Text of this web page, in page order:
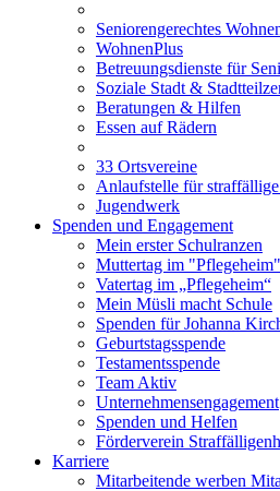
Seniorengerechtes
WohnenPlus
Betreuungsdienste für
Soziale Stadt &
Beratungen & Hilfen
Essen auf Rädern
33 Ortsvereine
Anlaufstelle für
Jugendwerk
Spenden und Engagement
Mein erster Schulranzen
Muttertag im "Pflegeheim"
Vatertag im „Pflegeheim“
Mein Müsli macht Schule
Spenden für Johanna
Geburtstagsspende
Testamentsspende
Team Aktiv
Unternehmensengagement
Spenden und Helfen
Förderverein
Karriere
Mitarbeitende werben